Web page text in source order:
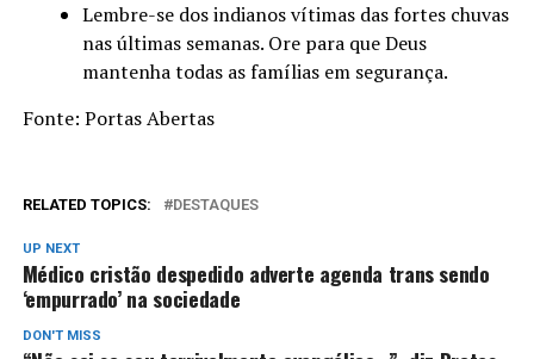
Lembre-se dos indianos vítimas das fortes chuvas
nas últimas semanas. Ore para que Deus
mantenha todas as famílias em segurança.
Fonte: Portas Abertas
RELATED TOPICS: DESTAQUES
UP NEXT
Médico cristão despedido adverte agenda trans sendo
‘empurrado’ na sociedade
DON'T MISS